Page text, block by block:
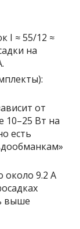
I ≈ 55/12 ≈
на
от
10–25 Вт на
есть
около 9.2 А
выше